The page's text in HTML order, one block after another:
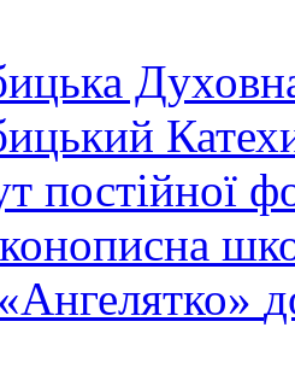
постійної